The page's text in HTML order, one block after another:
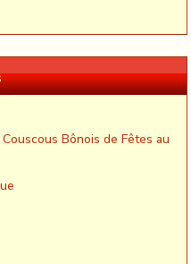
Bônois de Fêtes au